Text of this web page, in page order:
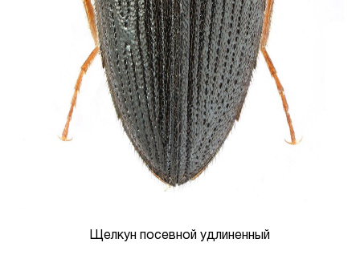
Щелкун посевной удлиненный